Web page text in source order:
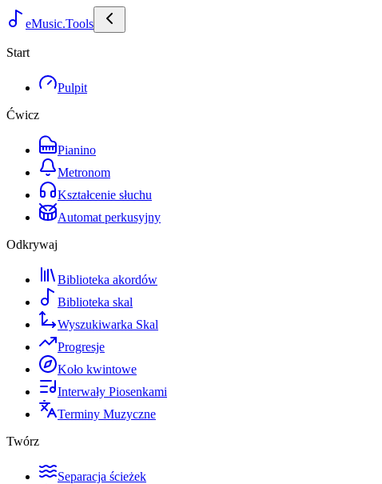
eMusic.Tools
Start
Pulpit
Ćwicz
Pianino
Metronom
Kształcenie słuchu
Automat perkusyjny
Odkrywaj
Biblioteka akordów
Biblioteka skal
Wyszukiwarka Skal
Progresje
Koło kwintowe
Interwały Piosenkami
Terminy Muzyczne
Twórz
Separacja ścieżek